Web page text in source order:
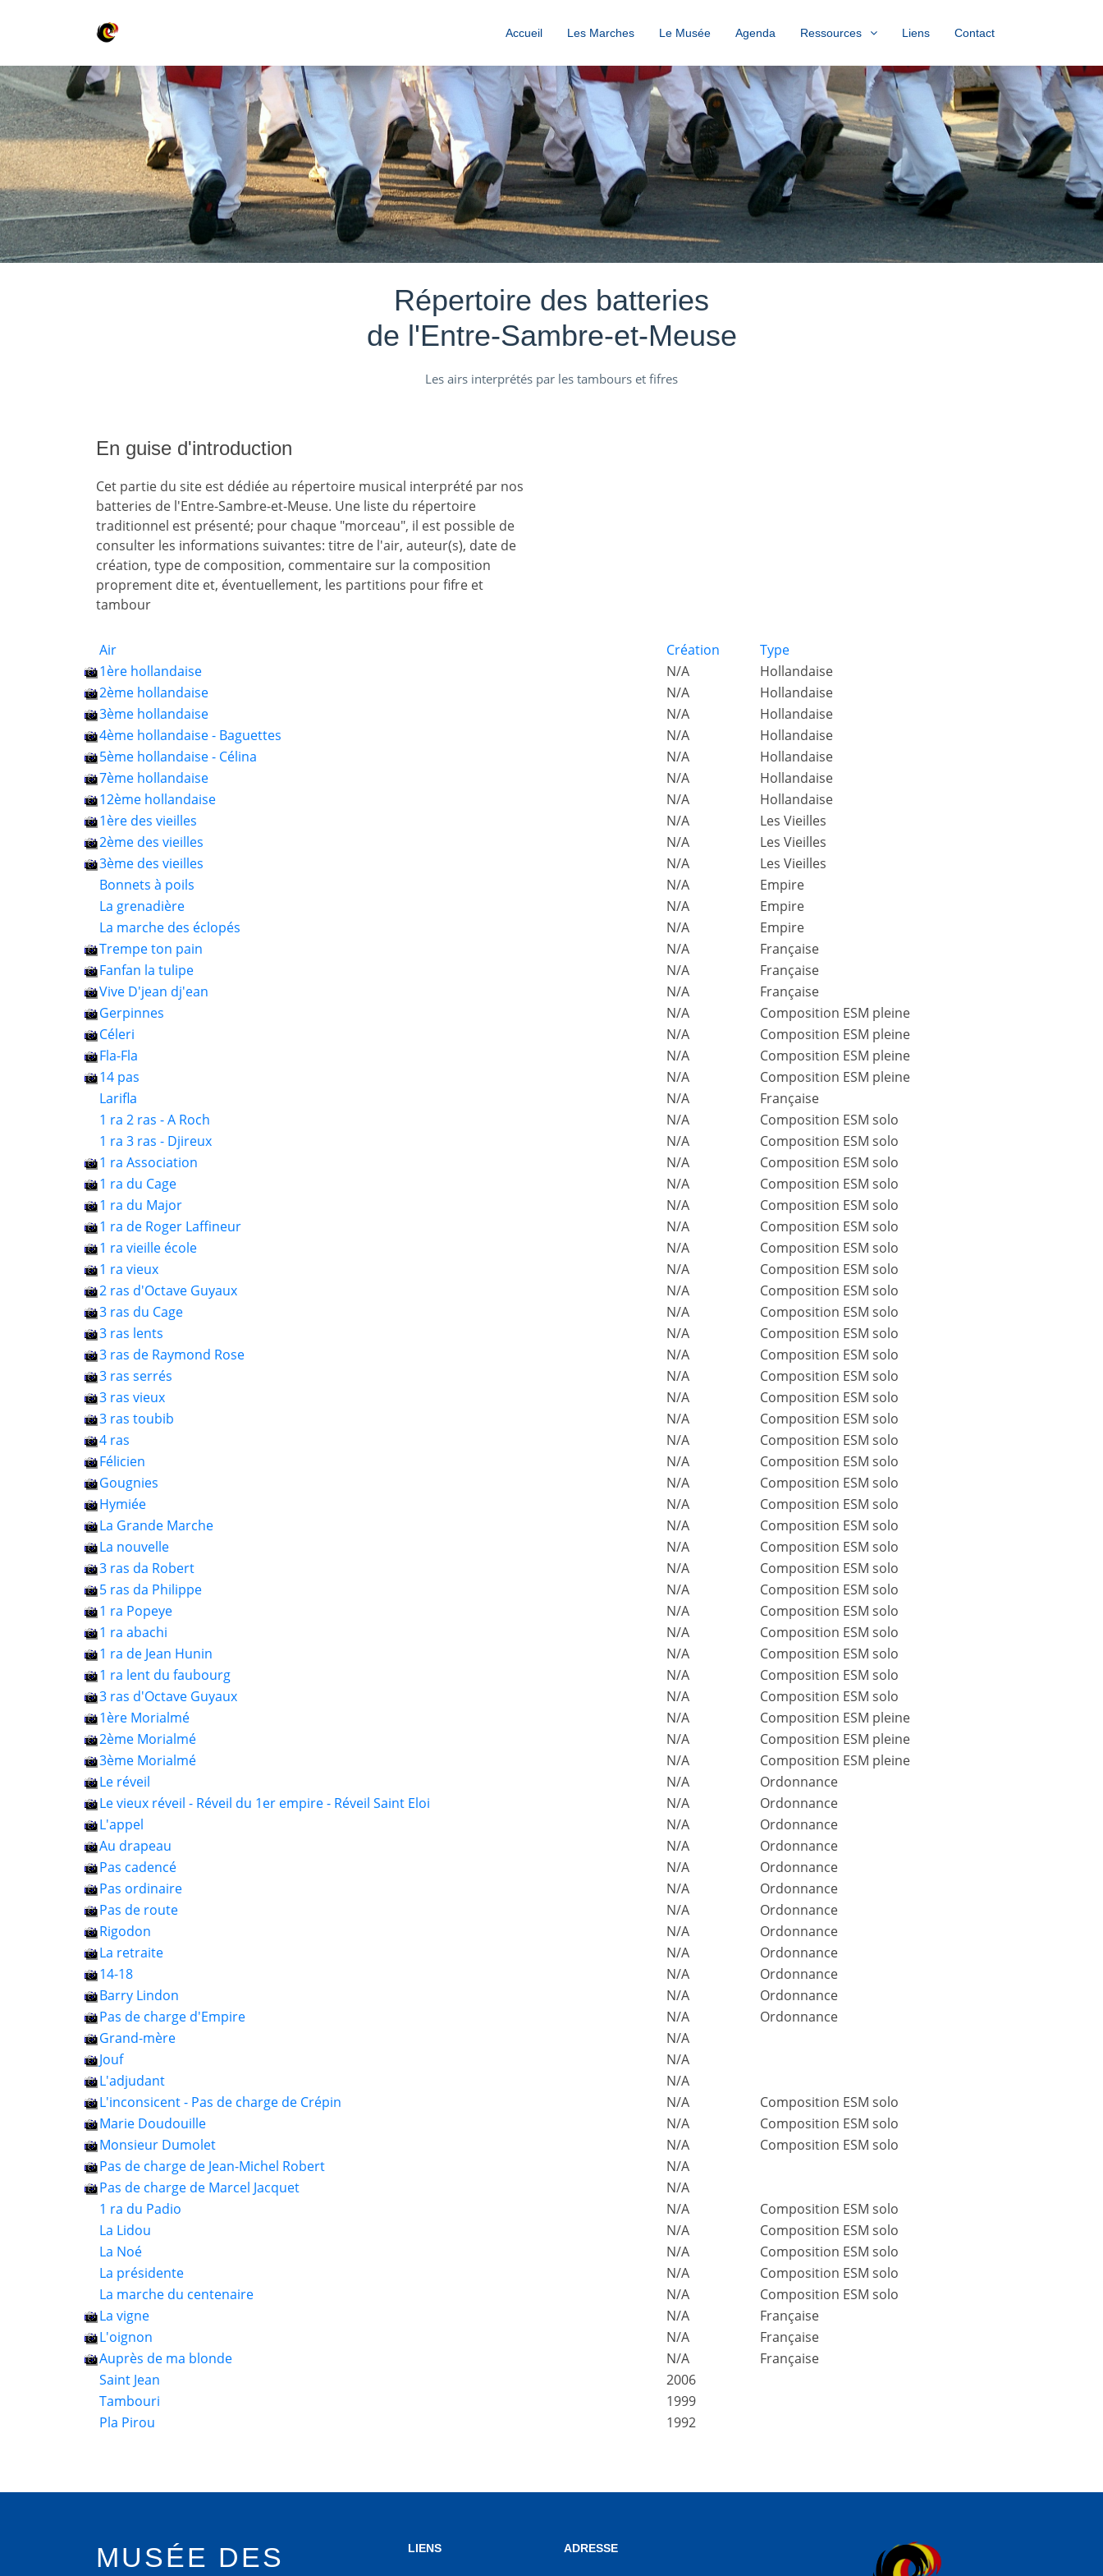
Accueil Les Marches Le Musée Agenda Ressources Liens Contact
Répertoire des batteries
de l'Entre-Sambre-et-Meuse
Les airs interprétés par les tambours et fifres
En guise d'introduction
Cet partie du site est dédiée au répertoire musical interprété par nos
batteries de l'Entre-Sambre-et-Meuse. Une liste du répertoire
traditionnel est présenté; pour chaque "morceau", il est possible de
consulter les informations suivantes: titre de l'air, auteur(s), date de
création, type de composition, commentaire sur la composition
proprement dite et, éventuellement, les partitions pour fifre et
tambour
Air Création
Type
1ère hollandaise
N/A
Hollandaise
2ème hollandaise
N/A
Hollandaise
3ème hollandaise
N/A
Hollandaise
4ème hollandaise - Baguettes
N/A
Hollandaise
5ème hollandaise - Célina
N/A
Hollandaise
7ème hollandaise
N/A
Hollandaise
12ème hollandaise
N/A
Hollandaise
1ère des vieilles
N/A
Les Vieilles
2ème des vieilles
N/A
Les Vieilles
3ème des vieilles
N/A
Les Vieilles
Bonnets à poils
N/A
Empire
La grenadière
N/A
Empire
La marche des éclopés
N/A
Empire
Trempe ton pain
N/A
Française
Fanfan la tulipe
N/A
Française
Vive D'jean dj'ean
N/A
Française
Gerpinnes
N/A
Composition ESM pleine
Céleri
N/A
Composition ESM pleine
Fla-Fla
N/A
Composition ESM pleine
14 pas
N/A
Composition ESM pleine
Larifla
N/A
Française
1 ra 2 ras - A Roch
N/A
Composition ESM solo
1 ra 3 ras - Djireux
N/A
Composition ESM solo
1 ra Association
N/A
Composition ESM solo
1 ra du Cage
N/A
Composition ESM solo
1 ra du Major
N/A
Composition ESM solo
1 ra de Roger Laffineur
N/A
Composition ESM solo
1 ra vieille école
N/A
Composition ESM solo
1 ra vieux
N/A
Composition ESM solo
2 ras d'Octave Guyaux
N/A
Composition ESM solo
3 ras du Cage
N/A
Composition ESM solo
3 ras lents
N/A
Composition ESM solo
3 ras de Raymond Rose
N/A
Composition ESM solo
3 ras serrés
N/A
Composition ESM solo
3 ras vieux
N/A
Composition ESM solo
3 ras toubib
N/A
Composition ESM solo
4 ras
N/A
Composition ESM solo
Félicien
N/A
Composition ESM solo
Gougnies
N/A
Composition ESM solo
Hymiée
N/A
Composition ESM solo
La Grande Marche
N/A
Composition ESM solo
La nouvelle
N/A
Composition ESM solo
3 ras da Robert
N/A
Composition ESM solo
5 ras da Philippe
N/A
Composition ESM solo
1 ra Popeye
N/A
Composition ESM solo
1 ra abachi
N/A
Composition ESM solo
1 ra de Jean Hunin
N/A
Composition ESM solo
1 ra lent du faubourg
N/A
Composition ESM solo
3 ras d'Octave Guyaux
N/A
Composition ESM solo
1ère Morialmé
N/A
Composition ESM pleine
2ème Morialmé
N/A
Composition ESM pleine
3ème Morialmé
N/A
Composition ESM pleine
Le réveil
N/A
Ordonnance
Le vieux réveil - Réveil du 1er empire - Réveil Saint Eloi
N/A
Ordonnance
L'appel
N/A
Ordonnance
Au drapeau
N/A
Ordonnance
Pas cadencé
N/A
Ordonnance
Pas ordinaire
N/A
Ordonnance
Pas de route
N/A
Ordonnance
Rigodon
N/A
Ordonnance
La retraite
N/A
Ordonnance
14-18
N/A
Ordonnance
Barry Lindon
N/A
Ordonnance
Pas de charge d'Empire
N/A
Ordonnance
Grand-mère
N/A
Jouf
N/A
L'adjudant
N/A
L'inconsicent - Pas de charge de Crépin
N/A
Composition ESM solo
Marie Doudouille
N/A
Composition ESM solo
Monsieur Dumolet
N/A
Composition ESM solo
Pas de charge de Jean-Michel Robert
N/A
Pas de charge de Marcel Jacquet
N/A
1 ra du Padio
N/A
Composition ESM solo
La Lidou
N/A
Composition ESM solo
La Noé
N/A
Composition ESM solo
La présidente
N/A
Composition ESM solo
La marche du centenaire
N/A
Composition ESM solo
La vigne
N/A
Française
L'oignon
N/A
Française
Auprès de ma blonde
N/A
Française
Saint Jean
2006
Tambouri
1999
Pla Pirou
1992
MUSÉE DES
LIENS ADRESSE